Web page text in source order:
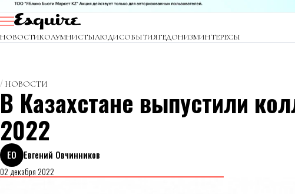
НОВОСТИКОЛУМНИСТЫЛЮДИСОБЫТИЯГЕДОНИЗМИНТЕРЕСЫ
НОВОСТИ
В Казахстане выпустили
2022
ЕО
Евгений Овчинников
02 декабря 2022